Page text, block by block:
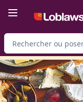
Rechercher des